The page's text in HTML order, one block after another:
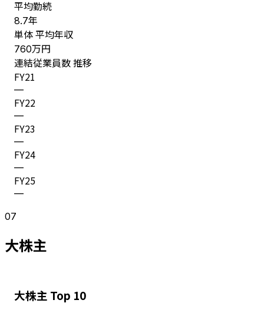
平均勤続
8.7年
単体 平均年収
760万円
連結従業員数 推移
FY21
—
FY22
—
FY23
—
FY24
—
FY25
—
07
大株主
大株主 Top 10